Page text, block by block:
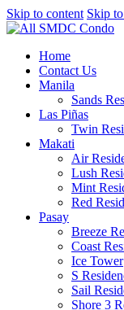
Skip to content Skip
Home
Contact Us
Manila
Sands
Las Piñas
Twin
Makati
Air
Lush
Mint
Red
Pasay
Breeze
Coast
Ice Tower
S
Sail
Shore 3